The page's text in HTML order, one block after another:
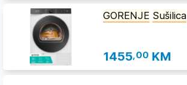
GORENJE Sušilica
1455,00 KM